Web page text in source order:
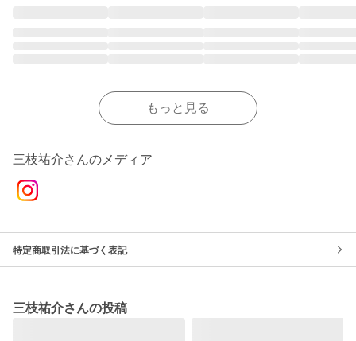
もっと見る
三枝祐介さんのメディア
特定商取引法に基づく表記
三枝祐介さんの投稿